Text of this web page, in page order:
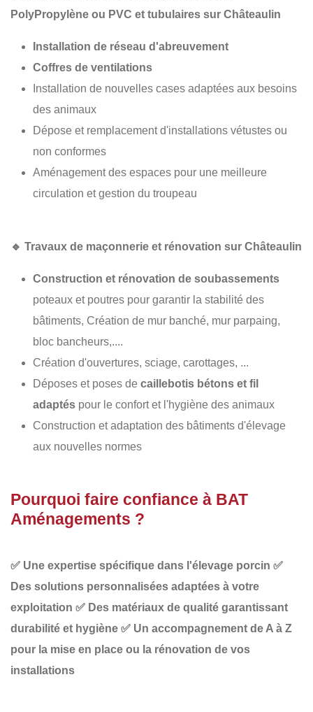
PolyPropylène ou PVC et tubulaires sur Châteaulin
Installation de réseau d'abreuvement
Coffres de ventilations
Installation de nouvelles cases adaptées aux besoins
des animaux
Dépose et remplacement d'installations vétustes ou
non conformes
Aménagement des espaces pour une meilleure
circulation et gestion du troupeau
🔹 Travaux de maçonnerie et rénovation sur Châteaulin
Construction et rénovation de soubassements
poteaux et poutres pour garantir la stabilité des
bâtiments, Création de mur banché, mur parpaing,
bloc bancheurs,....
Création d'ouvertures, sciage, carottages, ...
Déposes et poses de caillebotis bétons et fil
adaptés pour le confort et l'hygiène des animaux
Construction et adaptation des bâtiments d'élevage
aux nouvelles normes
Pourquoi faire confiance à BAT
Aménagements ?
✅ Une expertise spécifique dans l'élevage porcin ✅
Des solutions personnalisées adaptées à votre
exploitation ✅ Des matériaux de qualité garantissant
durabilité et hygiène ✅ Un accompagnement de A à Z
pour la mise en place ou la rénovation de vos
installations